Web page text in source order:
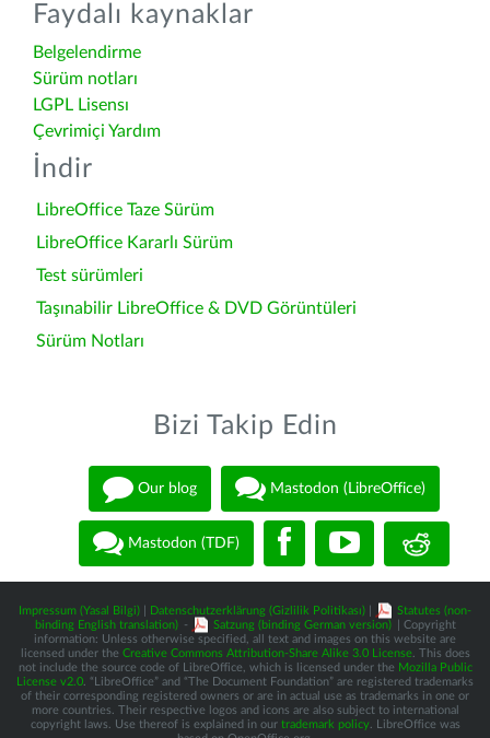
Faydalı kaynaklar
Belgelendirme
Sürüm notları
LGPL Lisensı
Çevrimiçi Yardım
İndir
LibreOffice Taze Sürüm
LibreOffice Kararlı Sürüm
Test sürümleri
Taşınabilir LibreOffice & DVD Görüntüleri
Sürüm Notları
Bizi Takip Edin
Our blog Mastodon (LibreOffice)
Mastodon (TDF)
Impressum (Yasal Bilgi) Datenschutzerklärung (Gizlilik Politikası)
Statutes (non-
binding English translation) - Satzung (binding German version)
| Copyright
information: Unless otherwise specified, all text and images on this website are
licensed under the Creative Commons Attribution-Share Alike 3.0 License. This does
not include the source code of LibreOffice, which is licensed under the Mozilla Public
License v2.0 . “LibreOffice” and “The Document Foundation” are registered trademarks
of their corresponding registered owners or are in actual use as trademarks in one or
more countries. Their respective logos and icons are also subject to international
copyright laws. Use thereof is explained in our trademark policy. LibreOffice was